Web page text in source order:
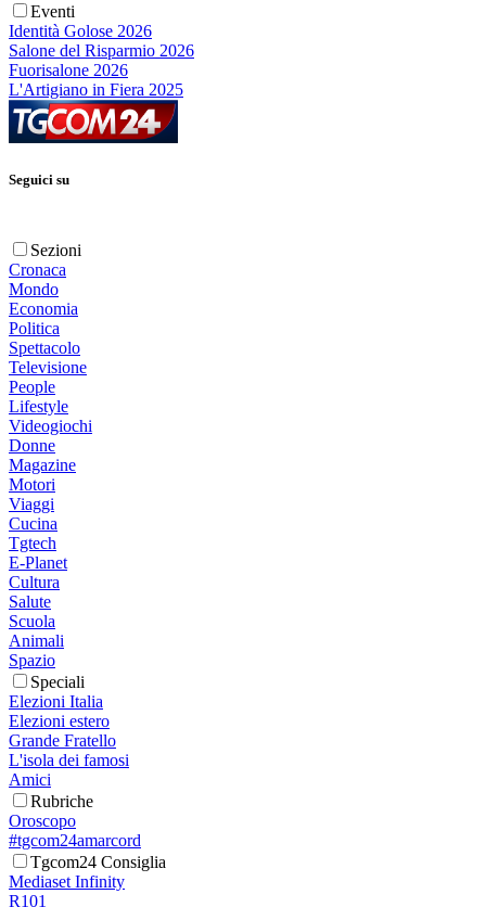
Eventi
Identità Golose 2026
Salone del Risparmio 2026
Fuorisalone 2026
L'Artigiano in Fiera 2025
Seguici su
Sezioni
Cronaca
Mondo
Economia
Politica
Spettacolo
Televisione
People
Lifestyle
Videogiochi
Donne
Magazine
Motori
Viaggi
Cucina
Tgtech
E-Planet
Cultura
Salute
Scuola
Animali
Spazio
Speciali
Elezioni Italia
Elezioni estero
Grande Fratello
L'isola dei famosi
Amici
Rubriche
Oroscopo
#tgcom24amarcord
Tgcom24 Consiglia
Mediaset Infinity
R101